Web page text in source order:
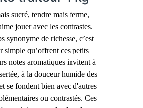
sucré, tendre mais ferme,
jouer avec les contrastes.
synonyme de richesse, c’est
simple qu’offrent ces petits
notes aromatiques invitent à
à la douceur humide des
se fondent bien avec d'autres
ou contrastés. Ces